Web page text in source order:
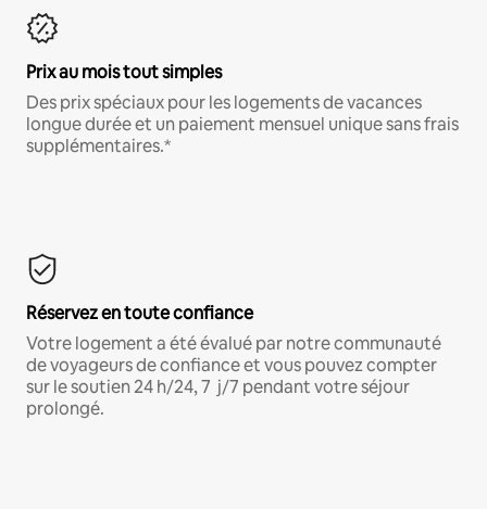
Prix au mois tout simples
Des prix spéciaux pour les logements de vacances
longue durée et un paiement mensuel unique sans frais
supplémentaires.*
Réservez en toute confiance
Votre logement a été évalué par notre communauté
de voyageurs de confiance et vous pouvez compter
sur le soutien 24 h/24, 7 j/7 pendant votre séjour
prolongé.